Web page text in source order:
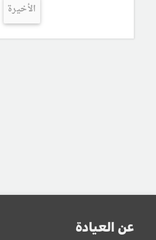
الأخيرة
عن العيادة